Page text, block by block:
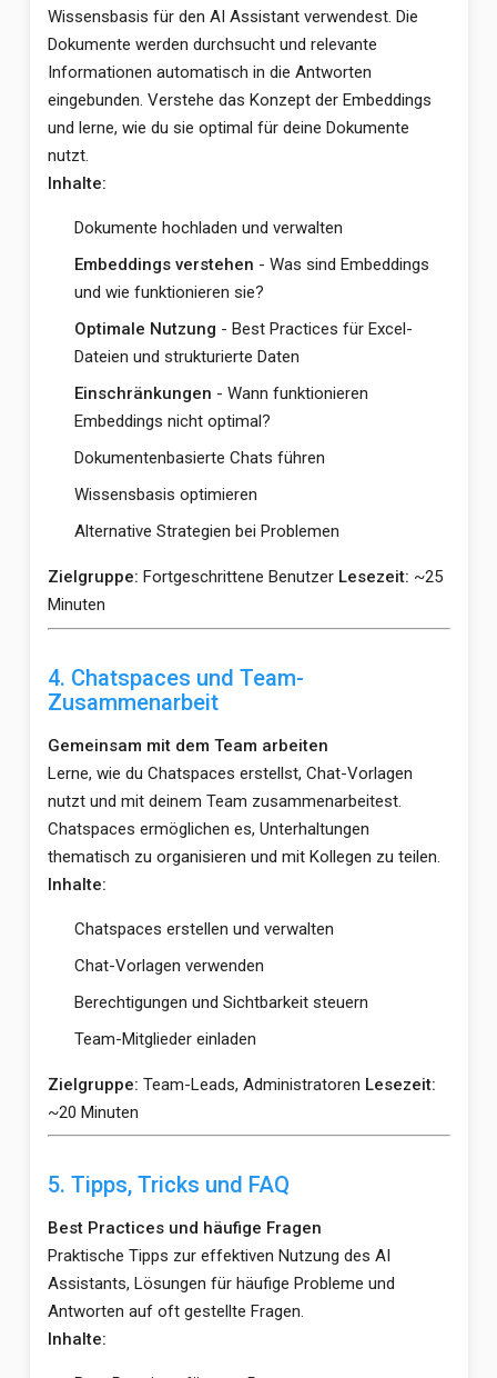
Wissensbasis für den AI Assistant verwendest. Die
Dokumente werden durchsucht und relevante
Informationen automatisch in die Antworten
eingebunden. Verstehe das Konzept der Embeddings
und lerne, wie du sie optimal für deine Dokumente
nutzt.
Inhalte:
Dokumente hochladen und verwalten
Embeddings verstehen - Was sind Embeddings
und wie funktionieren sie?
Optimale Nutzung - Best Practices für Excel-
Dateien und strukturierte Daten
Einschränkungen - Wann funktionieren
Embeddings nicht optimal?
Dokumentenbasierte Chats führen
Wissensbasis optimieren
Alternative Strategien bei Problemen
Zielgruppe: Fortgeschrittene Benutzer Lesezeit: ~25
Minuten
4. Chatspaces und Team-
Zusammenarbeit
Gemeinsam mit dem Team arbeiten
Lerne, wie du Chatspaces erstellst, Chat-Vorlagen
nutzt und mit deinem Team zusammenarbeitest.
Chatspaces ermöglichen es, Unterhaltungen
thematisch zu organisieren und mit Kollegen zu teilen.
Inhalte:
Chatspaces erstellen und verwalten
Chat-Vorlagen verwenden
Berechtigungen und Sichtbarkeit steuern
Team-Mitglieder einladen
Zielgruppe: Team-Leads, Administratoren Lesezeit:
~20 Minuten
5. Tipps, Tricks und FAQ
Best Practices und häufige Fragen
Praktische Tipps zur effektiven Nutzung des AI
Assistants, Lösungen für häufige Probleme und
Antworten auf oft gestellte Fragen.
Inhalte: